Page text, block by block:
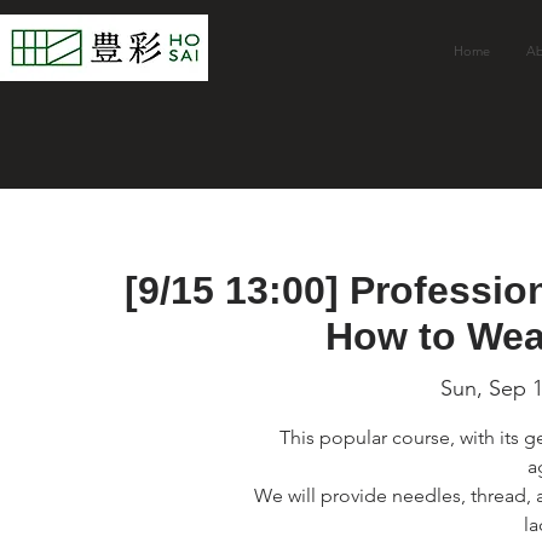
Home
[9/15 13:00]
How to
Sun, Sep
This popular course, with its
We will provide needles, thread,